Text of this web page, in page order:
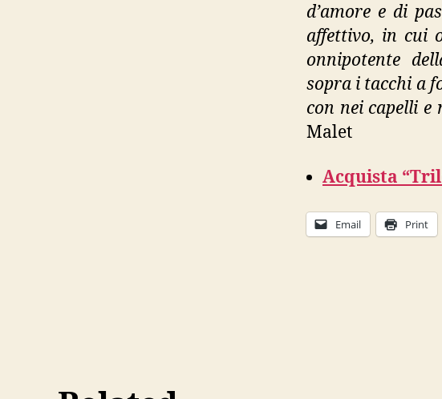
d’amore e di
affettivo, in cui
onnipotente
sopra i tacchi a
con nei capelli
Malet
Acquista
Email Print